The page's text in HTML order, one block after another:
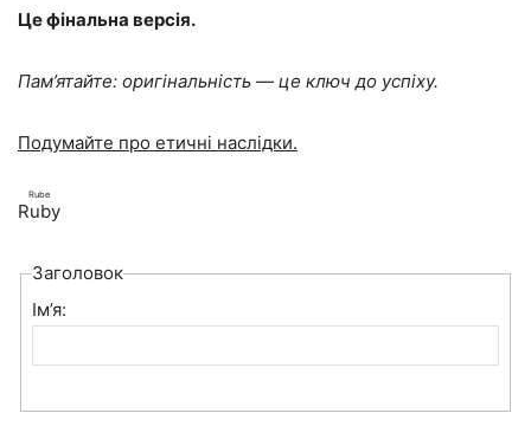
Це фінальна версія.
Пам’ятайте: оригінальність — це ключ до успіху.
Подумайте про етичні наслідки.
Ruby
Rube
Заголовок
Ім’я: